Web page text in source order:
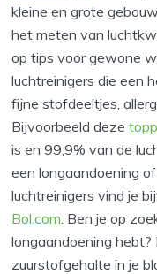
kleine en grote
het meten van
op tips voor gewone
luchtreinigers die een
fijne stofdeeltjes,
Bijvoorbeeld deze
is en 99,9% van de
een longaandoening
luchtreinigers vind je
Bol.com . Ben je op
longaandoening
zuurstofgehalte in je